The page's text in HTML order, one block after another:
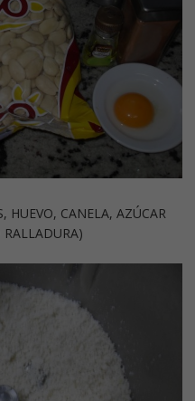
HUEVO, CANELA, AZÚCAR
RALLADURA)